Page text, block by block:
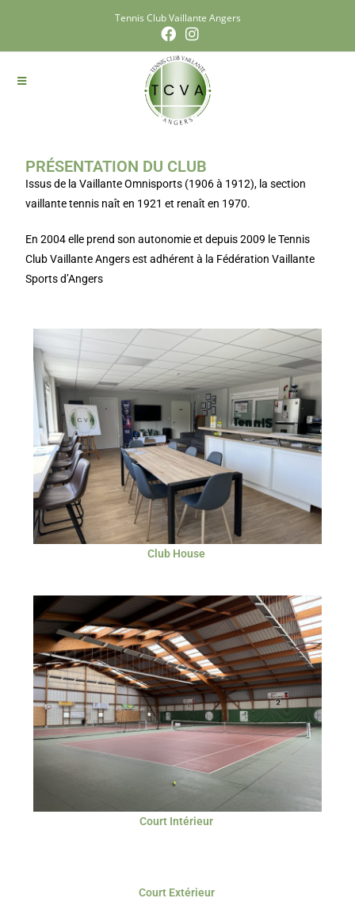
Tennis Club Vaillante Angers
PRÉSENTATION DU CLUB
Issus de la Vaillante Omnisports (1906 à 1912), la section
vaillante tennis naît en 1921 et renaît en 1970.
En 2004 elle prend son autonomie et depuis 2009 le Tennis
Club Vaillante Angers est adhérent à la Fédération Vaillante
Sports d’Angers
Club House
Court Intérieur
Court Extérieur